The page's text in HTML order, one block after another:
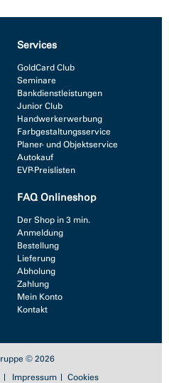
Services
GoldCard Club
Seminare
Bankdienstleistungen
Junior Club
Handwerkerwerbung
Farbgestaltungsservice
Planer- und Objektservice
Autokauf
EVP-Preislisten
FAQ Onlineshop
Der Shop in 3 min.
Anmeldung
Bestellung
Lieferung
Abholung
Zahlung
Mein Konto
Kontakt
© 2026
Impressum Cookies